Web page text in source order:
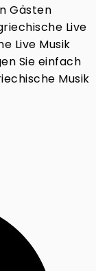
Gästen
Live
Live Musik
Sie einfach
Musik